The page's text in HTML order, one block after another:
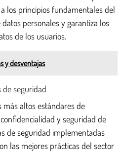
los principios fundamentales del
personales y garantiza los
de los usuarios.
y desventajas
seguridad
altos estándares de
y seguridad de
de seguridad implementadas
las mejores prácticas del sector